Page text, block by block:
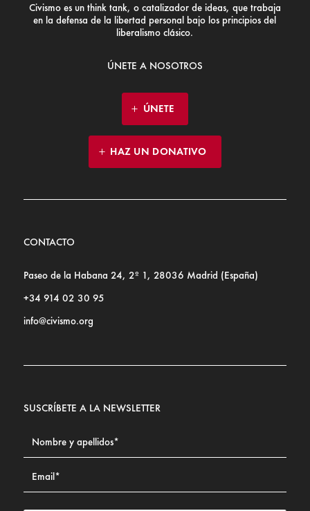
Civismo es un think tank, o catalizador de ideas, que trabaja
en la defensa de la libertad personal bajo los principios del
liberalismo clásico.
ÚNETE A NOSOTROS
ÚNETE
HAZ UN DONATIVO
CONTACTO
Paseo de la Habana 24, 2º 1, 28036 Madrid (España)
+34 914 02 30 95
info@civismo.org
SUSCRÍBETE A LA NEWSLETTER